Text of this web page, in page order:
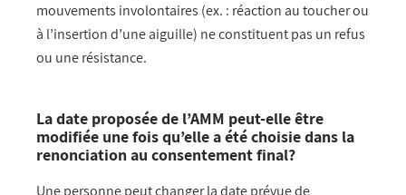
mouvements involontaires (ex. : réaction au toucher ou
à l’insertion d’une aiguille) ne constituent pas un refus
ou une résistance.
La date proposée de l’AMM peut-elle être
modifiée une fois qu’elle a été choisie dans la
renonciation au consentement final?
Une personne peut changer la date prévue de